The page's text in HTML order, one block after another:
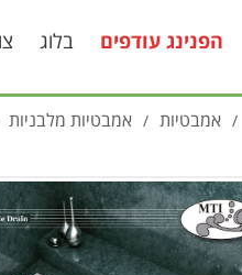
הפנינג עודפים בלוג
/ אמבטיות / אמבטיות מלבניות